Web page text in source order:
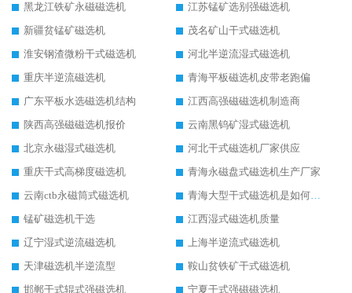
黑龙江铁矿永磁磁选机
江苏锰矿选别强磁选机
新疆贫锰矿磁选机
茂名矿山干式磁选机
淮安钢渣微粉干式磁选机
河北半逆流湿式磁选机
重庆半逆流磁选机
青海平板磁选机皮带老跑偏
广东平板水选磁选机结构
江西高强磁磁选机制造商
陕西高强磁磁选机报价
云南黑钨矿湿式磁选机
北京永磁湿式磁选机
河北干式磁选机厂家供应
重庆干式高梯度磁选机
青海永磁盘式磁选机生产厂家
云南ctb永磁筒式磁选机
青海大型干式磁选机是如何选矿的
锰矿磁选机干选
江西湿式磁选机质量
辽宁湿式逆流磁选机
上海半逆流式磁选机
天津磁选机半逆流型
鞍山贫铁矿干式磁选机
邯郸干式辊式强磁选机
宁夏干式强磁磁选机